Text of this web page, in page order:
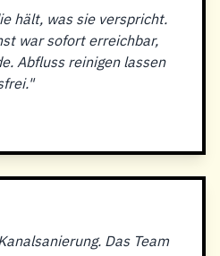
hält, was sie verspricht.
war sofort erreichbar,
Abfluss reinigen lassen
Das Team